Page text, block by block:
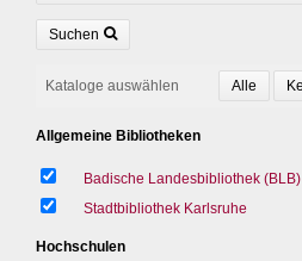
Suchen
Kataloge auswählen
Allgemeine Bibliotheken
Badische Landesbibliothek (BLB)
Stadtbibliothek Karlsruhe
Hochschulen